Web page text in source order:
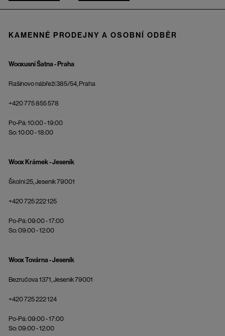
KAMENNÉ PRODEJNY A OSOBNÍ ODBĚR
Wooxusní Šatna - Praha
Rašínovo nábřeží 385/54, Praha
+420 775 855 578
Po-Pá: 10:00 - 19:00
So: 10:00 - 18:00
Woox Krámek - Jeseník
Školní 25, Jeseník 79001
+420 725 222 125
Po-Pá: 09:00 - 17:00
So: 09:00 - 12:00
Woox Továrna - Jeseník
Bezručova 1371, Jeseník 79001
+420 725 222 124
Po-Pá: 09:00 - 17:00
So: 09:00 - 12:00